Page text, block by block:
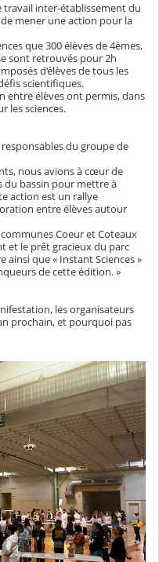
travail inter-établissement du
mener une action pour la
que 300 élèves de 4èmes,
sont retrouvés pour 2h
d’élèves de tous les
scientifiques.
entre élèves ont permis, dans
les sciences.
du groupe de
nous avions à cœur de
du bassin pour mettre à
action est un rallye
entre élèves autour
Coeur et Coteaux
et le prêt gracieux du parc
ainsi que « Instant Sciences »
de cette édition. »
les organisateurs
prochain, et pourquoi pas